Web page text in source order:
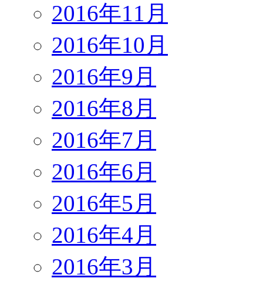
2016年11月
2016年10月
2016年9月
2016年8月
2016年7月
2016年6月
2016年5月
2016年4月
2016年3月